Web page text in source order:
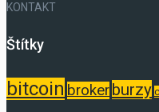
KONTAKT
Štítky
bitcoin brokerburzy